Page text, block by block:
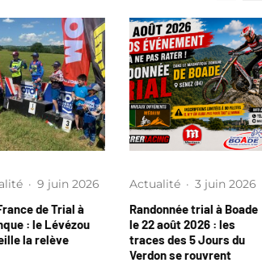
· 9 juin 2026
de Trial à
: le Lévézou
la relève
Actualité · 3 juin 2026
Randonnée trial à Boade
le 22 août 2026 : les
traces des 5 Jours du
Verdon se rouvrent